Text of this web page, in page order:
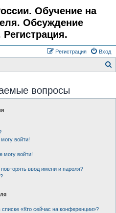
Обучение на
Обсуждение
Вход
Регистрация
с
вопросы
войти!
могу войти!
ввод имени и пароля?
«Кто сейчас на конференции»?